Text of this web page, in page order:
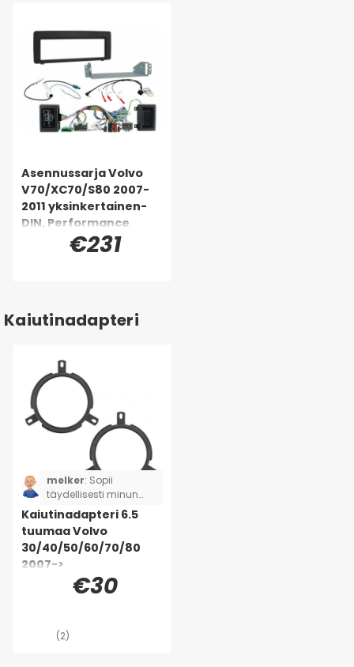
Asennussarja Volvo
V70/XC70/S80 2007-
2011 yksinkertainen-
DIN, Performance
€231
Kaiutinadapteri
melker: Sopii
täydellisesti minun
V50 2005:een.
Mukavaa, ettei tarvitse
tehdä enempää työtä,
vaan vain ruuvata
kiinni.
Kaiutinadapteri 6.5
tuumaa Volvo
30/40/50/60/70/80
2007->
€30
(2)